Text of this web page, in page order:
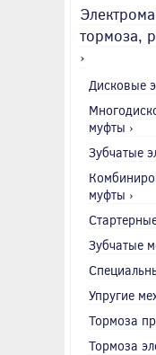
тормоза,
›
Дисковые
муфты ›
Зубчатые
муфты ›
Зубчатые
Упругие
Тормоза
Тормоза